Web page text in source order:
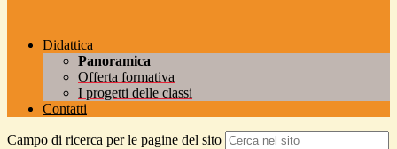
Didattica
Panoramica
Offerta formativa
I progetti delle classi
Contatti
Campo di ricerca per le pagine del sito